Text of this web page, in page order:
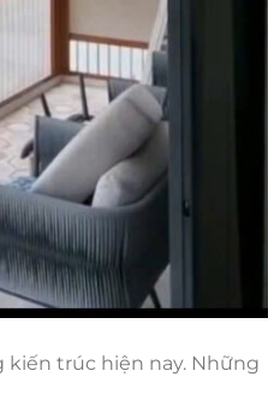
trúc hiện nay. Những